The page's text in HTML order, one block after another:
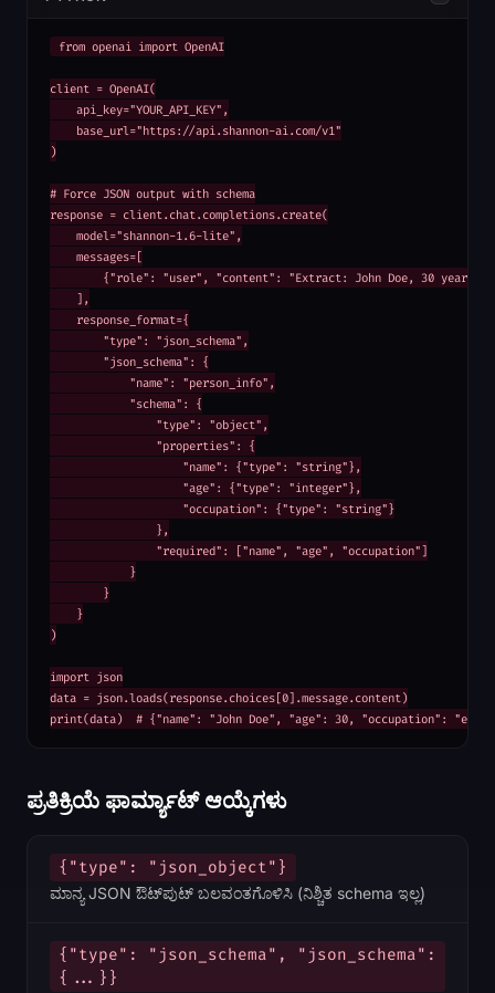
from openai import OpenAI
client = OpenAI(
    api_key="YOUR_API_KEY",
    base_url="https://api.shannon-ai.com/v1"
)
# Force JSON output with schema
response = client.chat.completions.create(
    model="shannon-1.6-lite",
    messages=[
{"role": "user", "content": "Extract: John Doe, 30 years
    ],
    response_format={
        "type": "json_schema",
        "json_schema": {
            "name": "person_info",
            "schema": {
                "type": "object",
                "properties": {
                    "name": {"type": "string"},
                    "age": {"type": "integer"},
                    "occupation": {"type": "string"}
                },
                "required": ["name", "age", "occupation"]
            }
        }
    }
)
import json
data = json.loads(response.choices[0].message.content)
print(data)  # {"name": "John Doe", "age": 30, "occupation":
ಪ್ರತಿಕ್ರಿಯೆ ಫಾರ್ಮ್ಯಾಟ್ ಆಯ್ಕೆಗಳು
{"type": "json_object"}
ಮಾನ್ಯ JSON ಔಟ್‌ಪುಟ್ ಬಲವಂತಗೊಳಿಸಿ (ನಿಶ್ಚಿತ schema ಇಲ್ಲ)
{"type": "json_schema", "json_schema":
{...}}